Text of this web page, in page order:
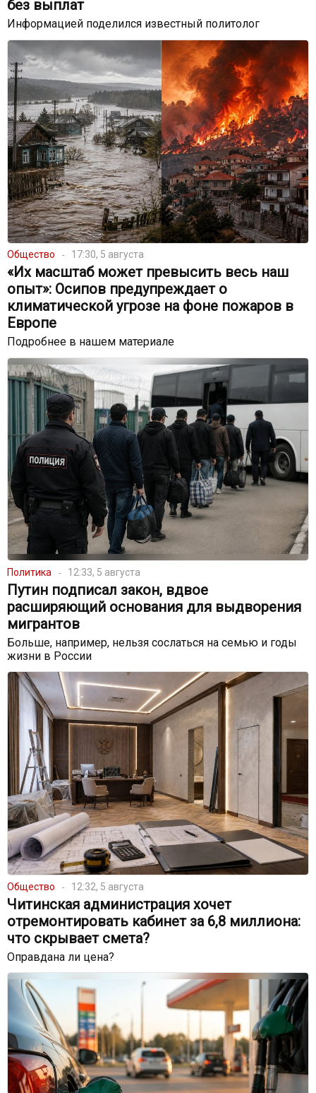
без выплат
Информацией поделился известный политолог
Общество 17:30, 5 августа
«Их масштаб может превысить весь наш
опыт»: Осипов предупреждает о
климатической угрозе на фоне пожаров в
Европе
Подробнее в нашем материале
Политика 12:33, 5 августа
Путин подписал закон, вдвое
расширяющий основания для выдворения
мигрантов
Больше, например, нельзя сослаться на семью и годы
жизни в России
Общество 12:32, 5 августа
Читинская администрация хочет
отремонтировать кабинет за 6,8 миллиона:
что скрывает смета?
Оправдана ли цена?